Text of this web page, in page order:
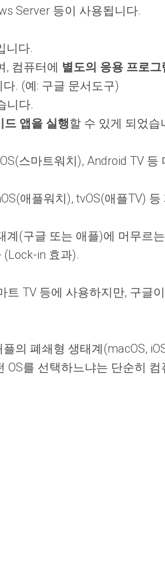
Server 등이 사용됩니다.
니다.
, 컴퓨터에 별도의 응용 프로
. (예: 구글 문서도구)
니다.
드 앱을 실행할 수 있게 되었습
스마트워치), Android TV
애플워치), tvOS(애플TV)
계(구글 또는 애플)에 머무르
in 효과).
TV 등에 사용하지만, 구글
의 폐쇄형 생태계(macOS,
를 선택하느냐는 단순히